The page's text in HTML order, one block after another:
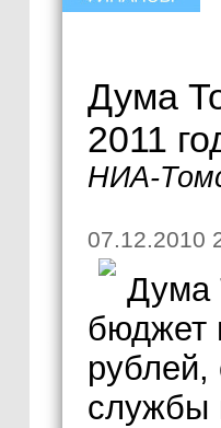
Дума
2011
НИА-
07.12.2010
Дума
бюджет
службы